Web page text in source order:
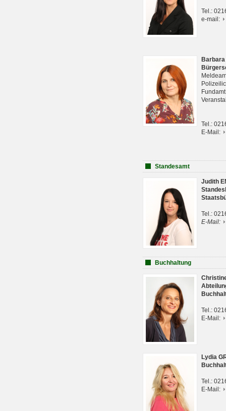
Tel.:
e-mail:
Tel.:
E-Mail:
Standesamt
Judith
Tel.:
E-Mail:
Buchhaltung
Tel.:
E-Mail:
Lydia
Tel.:
E-Mail: